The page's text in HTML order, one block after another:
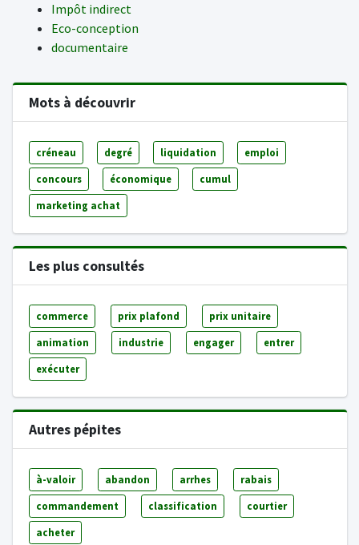
Impôt indirect
Eco-conception
documentaire
Mots à découvrir
créneau degré liquidation emploi
concours économique cumul
marketing achat
Les plus consultés
commerce prix plafond prix unitaire
animation industrie engager entrer
exécuter
Autres pépites
à-valoir abandon arrhes rabais
commandement classification courtier
acheter